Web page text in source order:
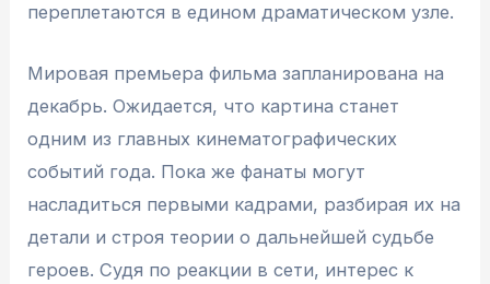
переплетаются в едином драматическом узле.
Мировая премьера фильма запланирована на
декабрь. Ожидается, что картина станет
одним из главных кинематографических
событий года. Пока же фанаты могут
насладиться первыми кадрами, разбирая их на
детали и строя теории о дальнейшей судьбе
героев. Судя по реакции в сети, интерес к